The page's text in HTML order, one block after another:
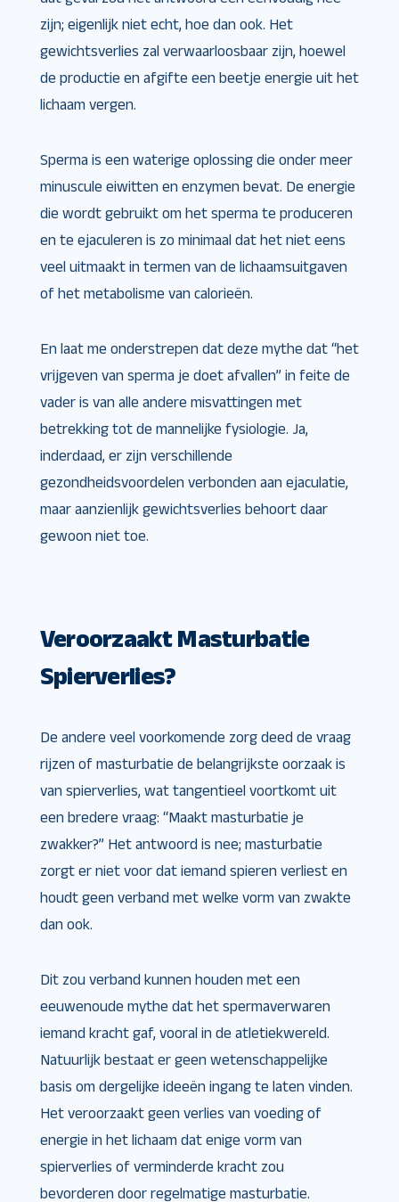
zijn; eigenlijk niet echt, hoe dan ook. Het
gewichtsverlies zal verwaarloosbaar zijn, hoewel
de productie en afgifte een beetje energie uit het
lichaam vergen.
Sperma is een waterige oplossing die onder meer
minuscule eiwitten en enzymen bevat. De energie
die wordt gebruikt om het sperma te produceren
en te ejaculeren is zo minimaal dat het niet eens
veel uitmaakt in termen van de lichaamsuitgaven
of het metabolisme van calorieën.
En laat me onderstrepen dat deze mythe dat “het
vrijgeven van sperma je doet afvallen” in feite de
vader is van alle andere misvattingen met
betrekking tot de mannelijke fysiologie. Ja,
inderdaad, er zijn verschillende
gezondheidsvoordelen verbonden aan ejaculatie,
maar aanzienlijk gewichtsverlies behoort daar
gewoon niet toe.
Veroorzaakt Masturbatie
Spierverlies?
De andere veel voorkomende zorg deed de vraag
rijzen of masturbatie de belangrijkste oorzaak is
van spierverlies, wat tangentieel voortkomt uit
een bredere vraag: “Maakt masturbatie je
zwakker?” Het antwoord is nee; masturbatie
zorgt er niet voor dat iemand spieren verliest en
houdt geen verband met welke vorm van zwakte
dan ook.
Dit zou verband kunnen houden met een
eeuwenoude mythe dat het spermaverwaren
iemand kracht gaf, vooral in de atletiekwereld.
Natuurlijk bestaat er geen wetenschappelijke
basis om dergelijke ideeën ingang te laten vinden.
Het veroorzaakt geen verlies van voeding of
energie in het lichaam dat enige vorm van
spierverlies of verminderde kracht zou
bevorderen door regelmatige masturbatie.